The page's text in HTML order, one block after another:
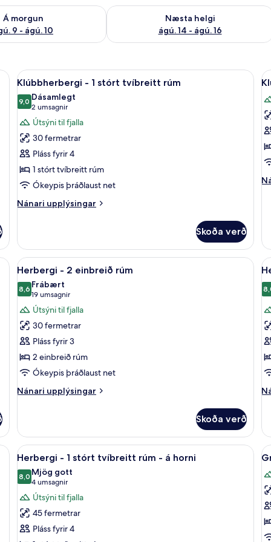
Á morgun
9 - ágú. 10
á morgun ágú. 9 - ágú. 10
Næsta helgi
ágú. 14 - ágú. 16
Athuga framboð næstu helgi ágú. 14 -
Skoða
allar
myndir
fyrir
Klúbbherbergi
-
1
stórt
tvíbreitt
rúm
5
Klúbbherbergi - 1 stórt tvíbreitt rúm
9,09,0 af 10
Dásamlegt
2 umsagnir
(2
umsagnir)
Útsýni til fjalla
30 fermetrar
Pláss fyrir 4
1 stórt tvíbreitt rúm
Ókeypis þráðlaust net
Nánari upplýsingar
Nánari
-
stórt
tvíbreitt
rúm
Skoða verð
-
2
míníbar, öryggishólf í herbergi
Skoða
allar
myndir
fyrir
Herbergi
-
2
einbreið
rúm
Rúmföt af bestu gerð, dúnsængur,
3
Herbergi - 2 einbreið rúm
8,68,6 af 10
Frábært
19 umsagnir
(19
umsagnir)
Útsýni til fjalla
30 fermetrar
Pláss fyrir 3
2 einbreið rúm
Ókeypis þráðlaust net
Nánari upplýsingar
Nánari
-
einbreið
rúm
Skoða verð
-
2
-
-
-
á
af bestu gerð, dúnsængur, míníbar, öryggishólf í herbergi
Skoða
allar
myndir
fyrir
Herbergi
-
1
Rúmföt af bestu gerð, dúnsængur,
5
Herbergi - 1 stórt tvíbreitt rúm - á horni
8,08,0 af 10
Mjög gott
4 umsagnir
(4
umsagnir)
Útsýni til fjalla
45 fermetrar
Pláss fyrir 4
-